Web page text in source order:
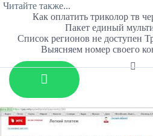
Читайте также...
Как оплатить триколор тв
Пакет единый
Список регионов не доступен
Выясняем номер своего